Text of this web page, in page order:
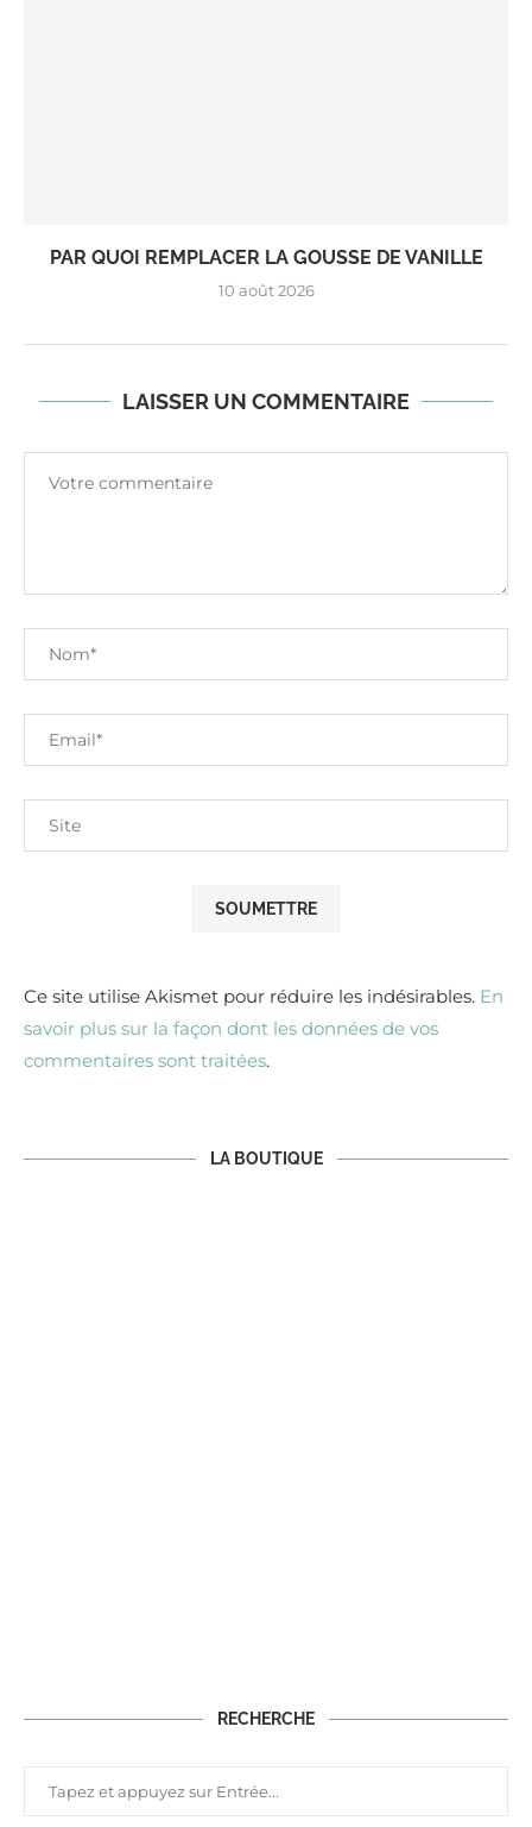
PAR QUOI REMPLACER LA GOUSSE DE VANILLE
10 août 2026
LAISSER UN COMMENTAIRE
Ce site utilise Akismet pour réduire les indésirables. En
savoir plus sur la façon dont les données de vos
commentaires sont traitées.
LA BOUTIQUE
RECHERCHE